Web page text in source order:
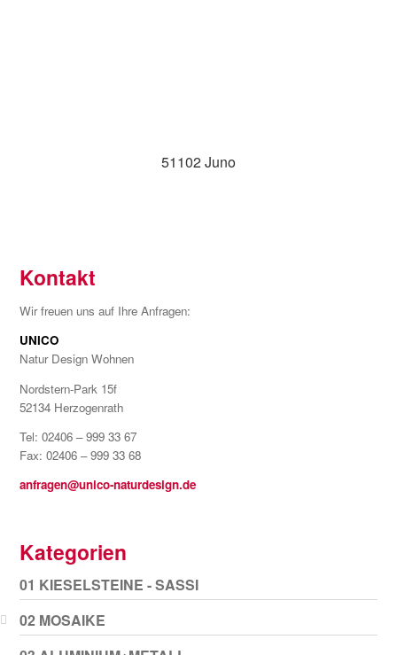
51102 Juno
Kontakt
Wir freuen uns auf Ihre Anfragen:
UNICO
Natur Design Wohnen
Nordstern-Park 15f
52134 Herzogenrath
Tel: 02406 – 999 33 67
Fax: 02406 – 999 33 68
anfragen@unico-naturdesign.de
Kategorien
01 KIESELSTEINE - SASSI
02 MOSAIKE